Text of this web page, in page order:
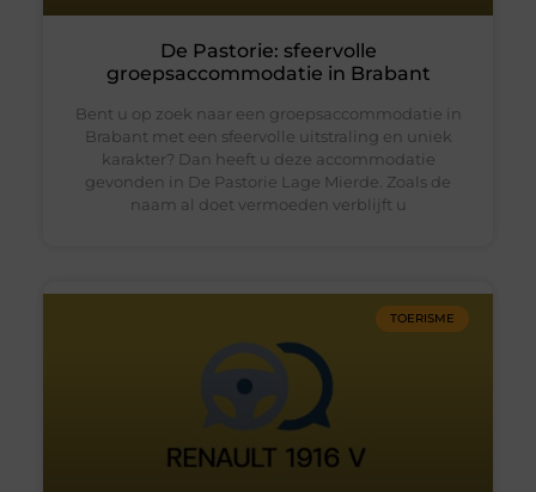
De Pastorie: sfeervolle
groepsaccommodatie in Brabant
Bent u op zoek naar een groepsaccommodatie in
Brabant met een sfeervolle uitstraling en uniek
karakter? Dan heeft u deze accommodatie
gevonden in De Pastorie Lage Mierde. Zoals de
naam al doet vermoeden verblijft u
TOERISME